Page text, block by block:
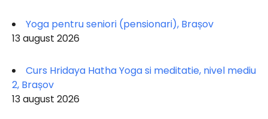
Yoga pentru seniori (pensionari), Brașov
13 august 2026
Curs Hridaya Hatha Yoga si meditatie, nivel mediu
2, Brașov
13 august 2026